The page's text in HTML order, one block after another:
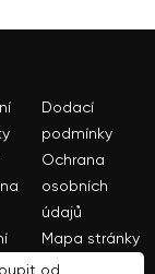
Dodací
podmínky
Ochrana
osobních
údajů
Mapa stránky
od